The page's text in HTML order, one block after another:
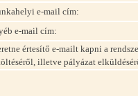
e-mail cím:
e-mail cím:
értesítő e-mailt kapni a
illetve pályázat